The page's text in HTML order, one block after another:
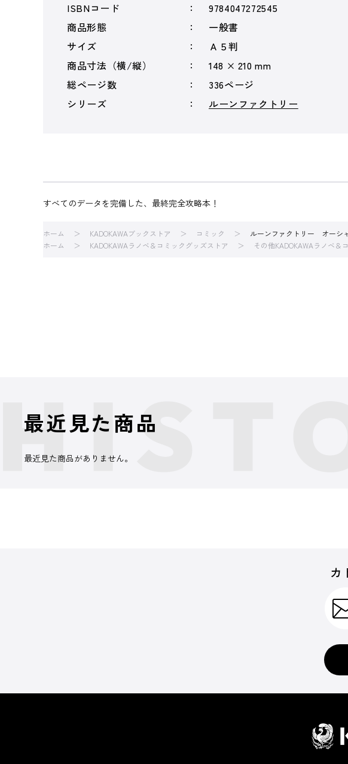
ISBNコード
9784047272545
商品形態
一般書
サイズ
Ａ５判
商品寸法（横/縦）
148 × 210 mm
総ページ数
336ページ
シリーズ
ルーンファクトリー
すべてのデータを完備した、最終完全攻略本！
ホーム KADOKAWAブックストア コミック
ルーンファクトリー オーシ
ホーム
KADOKAWAラノベ＆コミックグッズストア その他KADOKAWAラノベ＆
最近見た商品
最近見た商品がありません。
カ